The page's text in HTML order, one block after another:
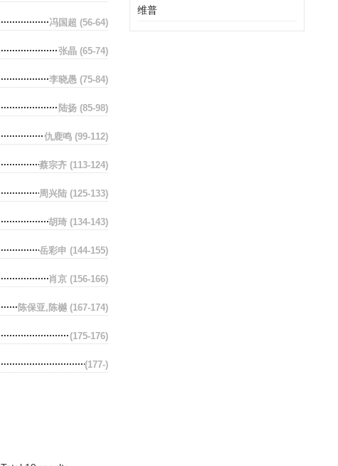
冯国超 (56-64)
张晶 (65-74)
李晓愚 (75-84)
陆扬 (85-98)
仇鹿鸣 (99-112)
蔡宗齐 (113-124)
周兴陆 (125-133)
胡琦 (134-143)
岳彩申 (144-155)
肖京 (156-166)
陈保亚,陈樾 (167-174)
(175-176)
(177-)
维普